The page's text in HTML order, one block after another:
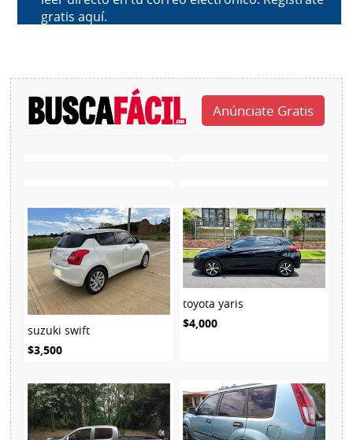
suzuki swift
$3,500
toyota yaris
$4,000